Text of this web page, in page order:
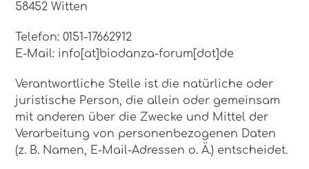
58452 Witten
Telefon: 0151-17662912
E-Mail: info[at]biodanza-forum[dot]de
Verantwortliche Stelle ist die natürliche oder
juristische Person, die allein oder gemeinsam
mit anderen über die Zwecke und Mittel der
Verarbeitung von personenbezogenen Daten
(z. B. Namen, E-Mail-Adressen o. Ä.) entscheidet.